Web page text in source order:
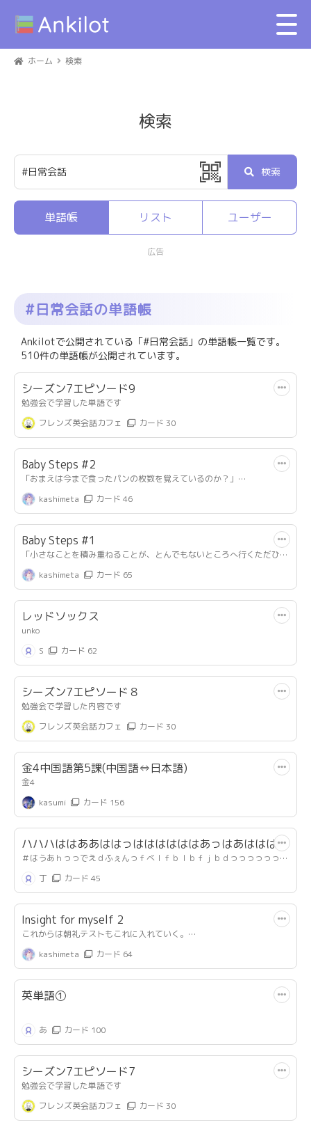
ホーム 検索
検索
検索
単語帳 リスト ユーザー
広告
#日常会話の単語帳
Ankilotで公開されている「#日常会話」の単語帳一覧です。
510件の単語帳が公開されています。
シーズン7エピソード9
勉強会で学習した単語です
フレンズ英会話カフェ
カード 30
Baby Steps #2
「おまえは今まで食ったパンの枚数を覚えているのか？」
ーディオ『ジョジョの奇妙な冒険』
＃やるかやらんか ＃準備が本番を決める ＃babysteps
kashimeta カード 46
Baby Steps #1
「小さなことを積み重ねることが、とんでもないところへ行くただひと
つの道」
―イチロー
＃やるかやらんか ＃準備が本番を決める ＃babysteps
kashimeta カード 65
レッドソックス
unko
S
カード 62
シーズン7エピソード８
勉強会で学習した内容です
フレンズ英会話カフェ
カード 30
金4中国語第5課(中国語⇔日本語)
金4
kasumi
カード 156
ハハハははああははっははははははあっはあはははは
はあh
＃はうあｈっっでえｄふぇんっｆべｌｆｂｌｂｆｊｂｄっっっっっっっ
っっっっっっっっっっっっっっっっっっっっっっっっっっっっっっっっ
っっっっっっっっっっっっっっっっっっっっっっっっっっっっっっっっ
っっっっっっっっっっっっっっっっっっっっっっっっっっっっっっっっ
っっっっっっっっっっっっっっっっっっｊ
丁 カード 45
Insight for myself 2
これからは朝礼テストもこれに入れていく。
#Insight
kashimeta カード 64
英単語➀
あ カード 100
シーズン7エピソード7
勉強会で学習した単語です
フレンズ英会話カフェ
カード 30